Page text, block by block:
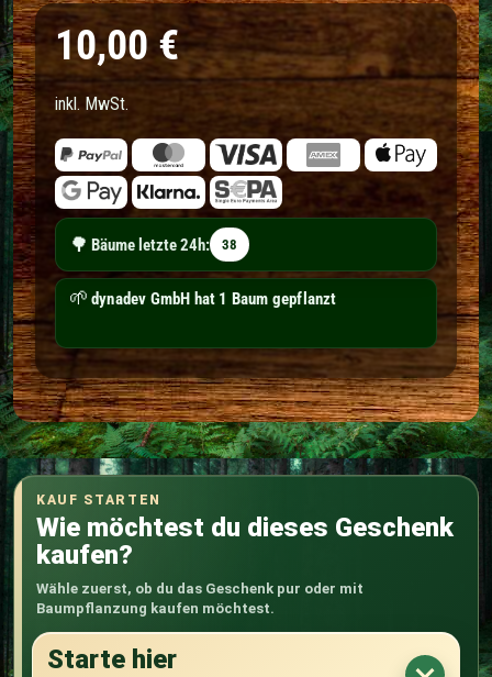
Normaler Preis
10,00 €
inkl. MwSt.
🌳 Bäume letzte 24h: 38
🌱 dynadev GmbH hat 1 Baum gepflanzt
KAUF STARTEN
Wie möchtest du dieses Geschenk
kaufen?
Wähle zuerst, ob du das Geschenk pur oder mit
Baumpflanzung kaufen möchtest.
Starte hier